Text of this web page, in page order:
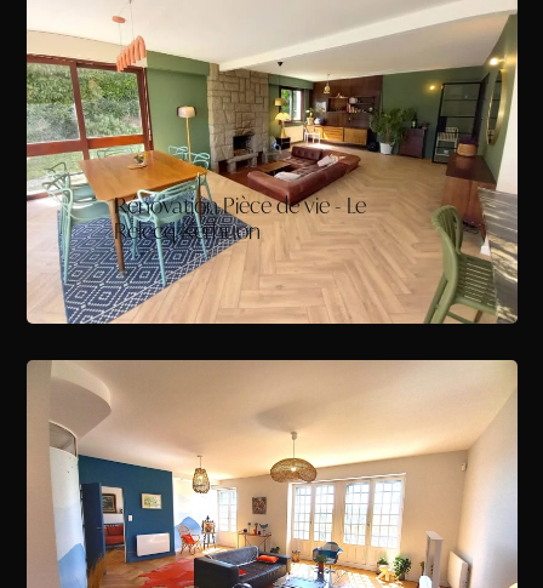
Rénovation Pièce de vie - Le
Relecq Kerhuon